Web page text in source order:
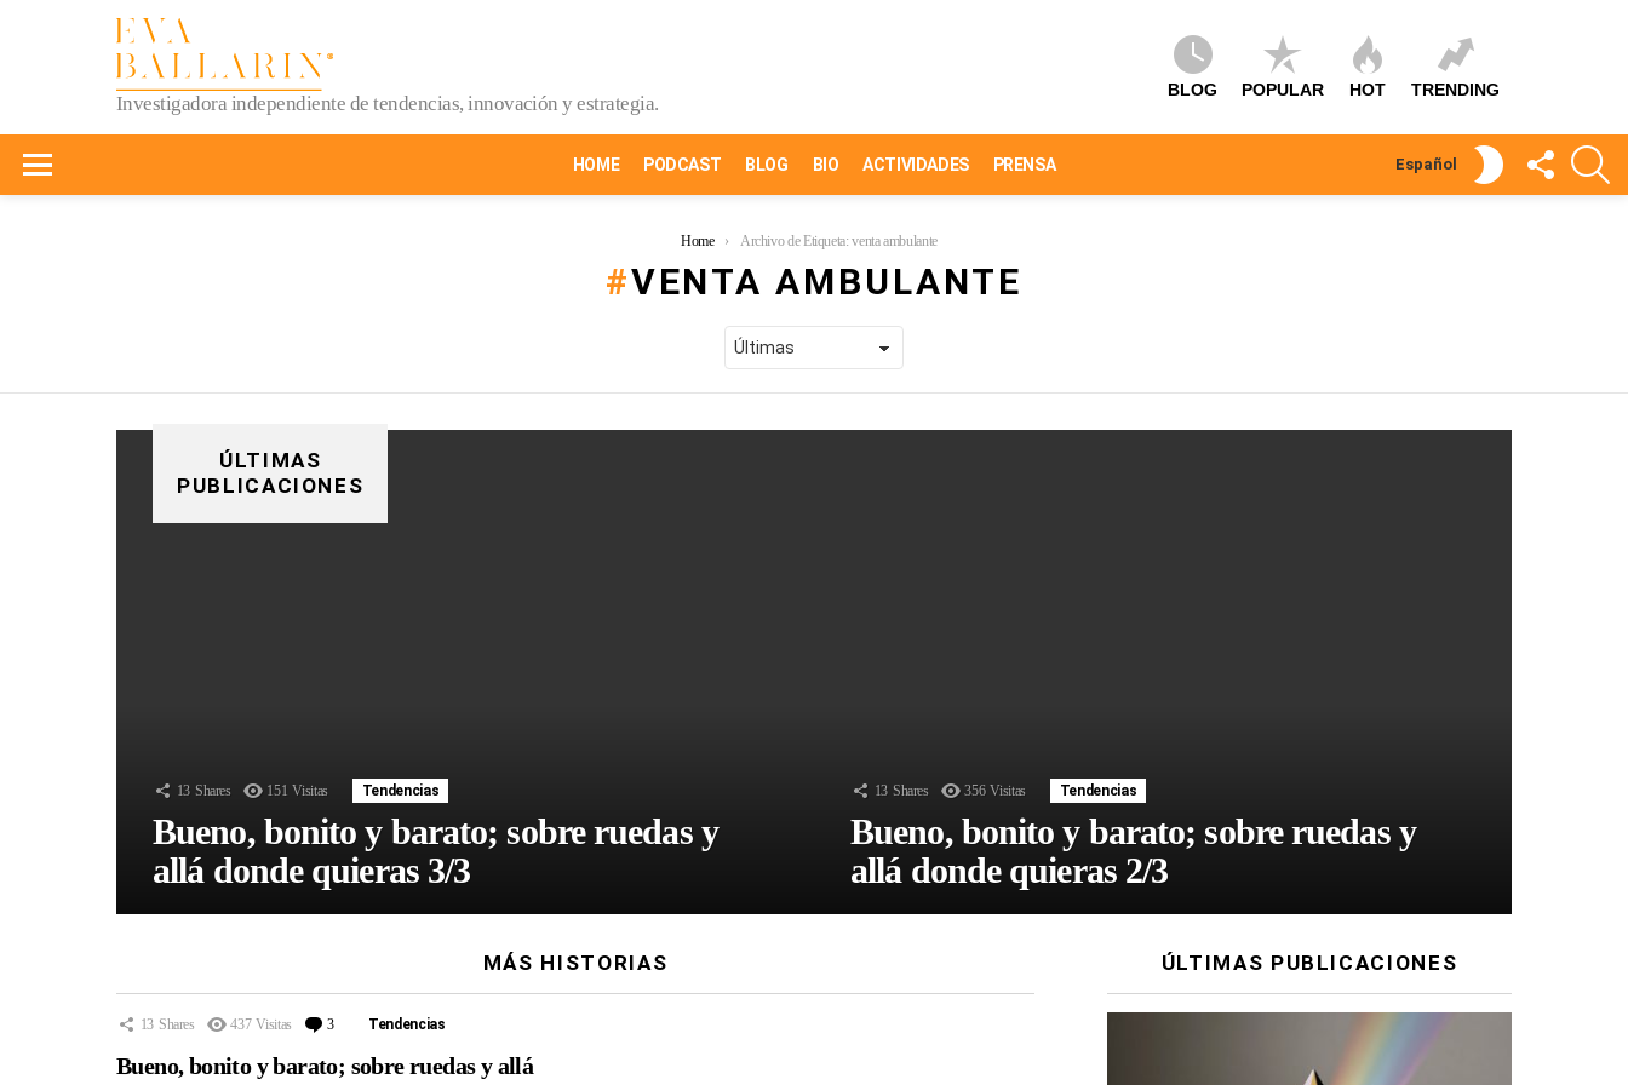
Investigadora independiente de tendencias, innovación y estrategia.
BLOG POPULAR HOT TRENDING
HOME PODCAST BLOG BIO ACTIVIDADES PRENSA Español
SKIN
SÍGUEME
Home Archivo de Etiqueta: venta ambulante
VENTA AMBULANTE
ÚLTIMAS
PUBLICACIONES
13 Shares 151 Visitas Tendencias
Bueno, bonito y barato; sobre ruedas y
allá donde quieras 3/3
13 Shares 356 Visitas Tendencias
Bueno, bonito y barato; sobre ruedas y
allá donde quieras 2/3
MÁS HISTORIAS
13 Shares 437 Visitas 3 Comentarios
Tendencias
Bueno, bonito y barato; sobre ruedas y allá
ÚLTIMAS PUBLICACIONES